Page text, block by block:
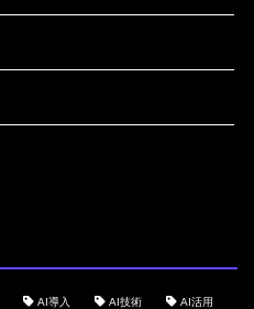
AI導入 AI技術 AI活用